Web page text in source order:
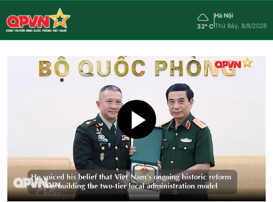
32° C
Hà Nội
Thứ Bảy, 8/8/2026